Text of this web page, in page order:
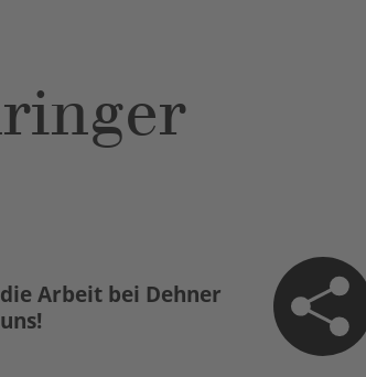
Arbeit bei Dehner